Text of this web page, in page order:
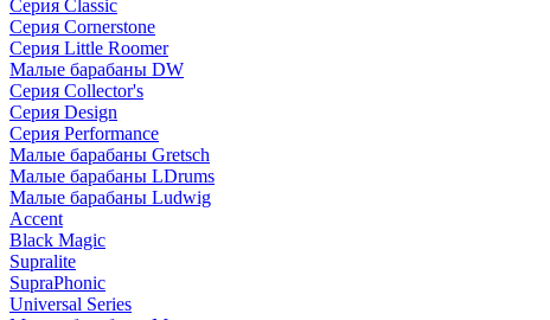
Серия Classic
Серия Cornerstone
Серия Little Roomer
Малые барабаны DW
Серия Collector's
Серия Design
Серия Performance
Малые барабаны Gretsch
Малые барабаны LDrums
Малые барабаны Ludwig
Accent
Black Magic
Supralite
SupraPhonic
Universal Series